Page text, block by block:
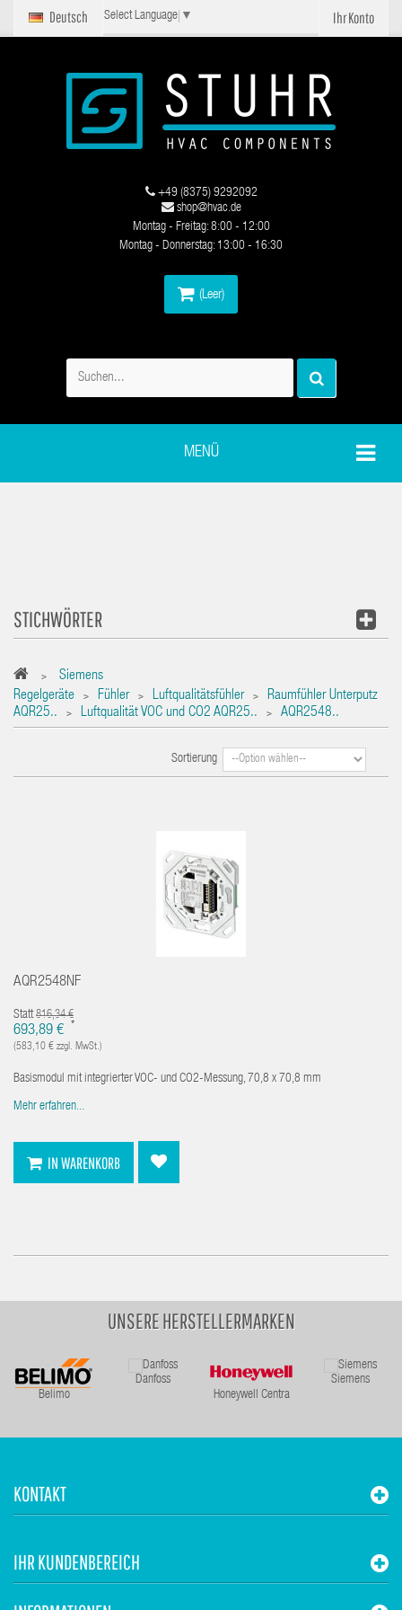
Ihr Konto
Deutsch Select Language ▼
(Leer)
+49 (8375) 9292092
shop@hvac.de
Montag - Freitag: 8:00 - 12:00
Montag - Donnerstag: 13:00 - 16:30
MENÜ
STICHWÖRTER
>
Siemens
Regelgeräte
> Fühler > Luftqualitätsfühler >
Raumfühler Unterputz
AQR25..
> Luftqualität VOC und CO2 AQR25.. > AQR2548..
Sortierung
AQR2548NF
Statt816,34 €
693,89 € *
(583,10 € zzgl. MwSt.)
Basismodul mit integrierter VOC- und CO2-Messung, 70,8 x 70,8 mm
Mehr erfahren...
IN WARENKORB
UNSERE HERSTELLERMARKEN
Belimo
Danfoss
Honeywell Centra
Siemens
KONTAKT
IHR KUNDENBEREICH